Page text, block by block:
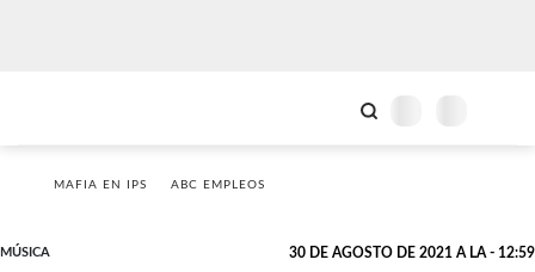
MAFIA EN IPS ABC EMPLEOS
MÚSICA 30 DE AGOSTO DE 2021 A LA - 12:59